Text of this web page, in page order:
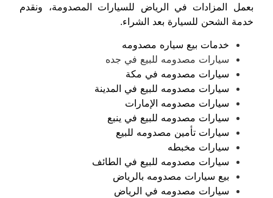
بعمل المزادات في الرياض للسيارات المصدومة، ونقدم
خدمة الشحن للسيارة بعد الشراء.
خدمات بيع سياره مصدومه
سيارات مصدومه للبيع في جده
سيارات مصدومه في مكة
سيارات مصدومه للبيع في المدينة
سيارات مصدومه الإمارات
سيارات مصدومه للبيع في ينبع
سيارات تأمين مصدومه للبيع
سيارات مخبطه
سيارات مصدومه للبيع في الطائف
بيع سيارات مصدومه بالرياض
سيارات مصدومه في الرياض